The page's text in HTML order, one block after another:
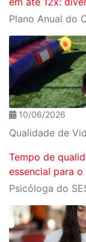
10/06/2026
Qualidade de
Tempo de
essencial para